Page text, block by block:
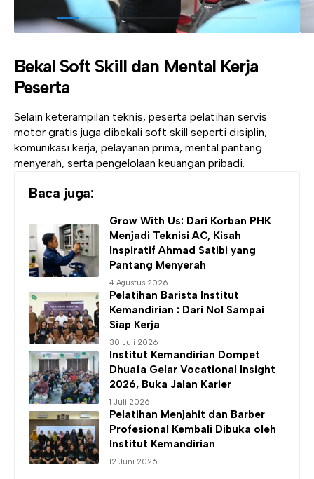
Bekal Soft Skill dan Mental Kerja
Peserta
Selain keterampilan teknis, peserta pelatihan servis
motor gratis juga dibekali soft skill seperti disiplin,
komunikasi kerja, pelayanan prima, mental pantang
menyerah, serta pengelolaan keuangan pribadi.
Baca juga:
Grow With Us: Dari Korban PHK
Menjadi Teknisi AC, Kisah
Inspiratif Ahmad Satibi yang
Pantang Menyerah
4 Agustus 2026
Pelatihan Barista Institut
Kemandirian : Dari Nol Sampai
Siap Kerja
30 Juli 2026
Institut Kemandirian Dompet
Dhuafa Gelar Vocational Insight
2026, Buka Jalan Karier
1 Juli 2026
Pelatihan Menjahit dan Barber
Profesional Kembali Dibuka oleh
Institut Kemandirian
12 Juni 2026